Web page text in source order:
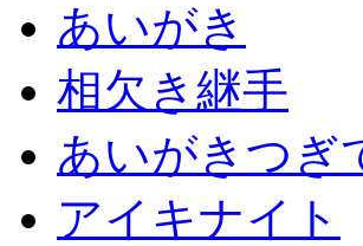
あいがき
相欠き継手
あいがきつぎ
アイキナイト